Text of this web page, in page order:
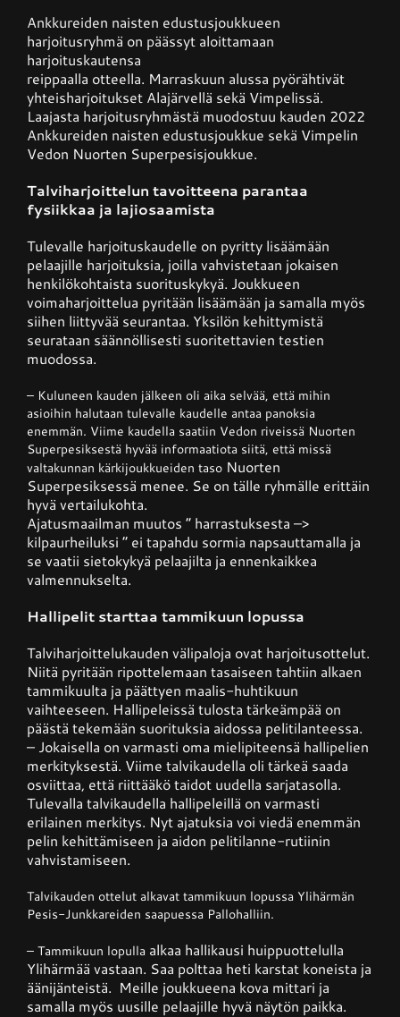
Junnupesis
Fanituotteet
Yhteystiedot
Ankkureiden naisten edustusjoukkueen
harjoitusryhmä on päässyt aloittamaan
harjoituskautensa
reippaalla otteella. Marraskuun alussa pyörähtivät
yhteisharjoitukset Alajärvellä sekä Vimpelissä.
Laajasta harjoitusryhmästä muodostuu kauden 2022
Ankkureiden naisten edustusjoukkue sekä Vimpelin
Vedon Nuorten Superpesisjoukkue.
Talviharjoittelun tavoitteena parantaa
fysiikkaa ja lajiosaamista
Tulevalle harjoituskaudelle on pyritty lisäämään
pelaajille harjoituksia, joilla vahvistetaan jokaisen
henkilökohtaista suorituskykyä. Joukkueen
voimaharjoittelua pyritään lisäämään ja samalla myös
siihen liittyvää seurantaa. Yksilön kehittymistä
seurataan säännöllisesti suoritettavien testien
muodossa.
– Kuluneen kauden jälkeen oli aika selvää, että mihin
asioihin halutaan tulevalle kaudelle antaa panoksia
enemmän. Viime kaudella saatiin Vedon riveissä Nuorten
Superpesiksestä hyvää informaatiota siitä, että missä
valtakunnan kärkijoukkueiden taso Nuorten
Superpesiksessä menee. Se on tälle ryhmälle erittäin
hyvä vertailukohta.
Ajatusmaailman muutos ” harrastuksesta –>
kilpaurheiluksi ” ei tapahdu sormia napsauttamalla ja
se vaatii sietokykyä pelaajilta ja ennenkaikkea
valmennukselta.
Hallipelit starttaa tammikuun lopussa
Talviharjoittelukauden välipaloja ovat harjoitusottelut.
Niitä pyritään ripottelemaan tasaiseen tahtiin alkaen
tammikuulta ja päättyen maalis-huhtikuun
vaihteeseen. Hallipeleissä tulosta tärkeämpää on
päästä tekemään suorituksia aidossa pelitilanteessa.
– Jokaisella on varmasti oma mielipiteensä hallipelien
merkityksestä. Viime talvikaudella oli tärkeä saada
osviittaa, että riittääkö taidot uudella sarjatasolla.
Tulevalla talvikaudella hallipeleillä on varmasti
erilainen merkitys. Nyt ajatuksia voi viedä enemmän
pelin kehittämiseen ja aidon pelitilanne-rutiinin
vahvistamiseen.
Talvikauden ottelut alkavat tammikuun lopussa Ylihärmän
Pesis-Junkkareiden saapuessa Pallohalliin.
– Tammikuun lopulla alkaa hallikausi huippuottelulla
Ylihärmää vastaan. Saa polttaa heti karstat koneista ja
äänijänteistä. Meille joukkueena kova mittari ja
samalla myös uusille pelaajille hyvä näytön paikka.